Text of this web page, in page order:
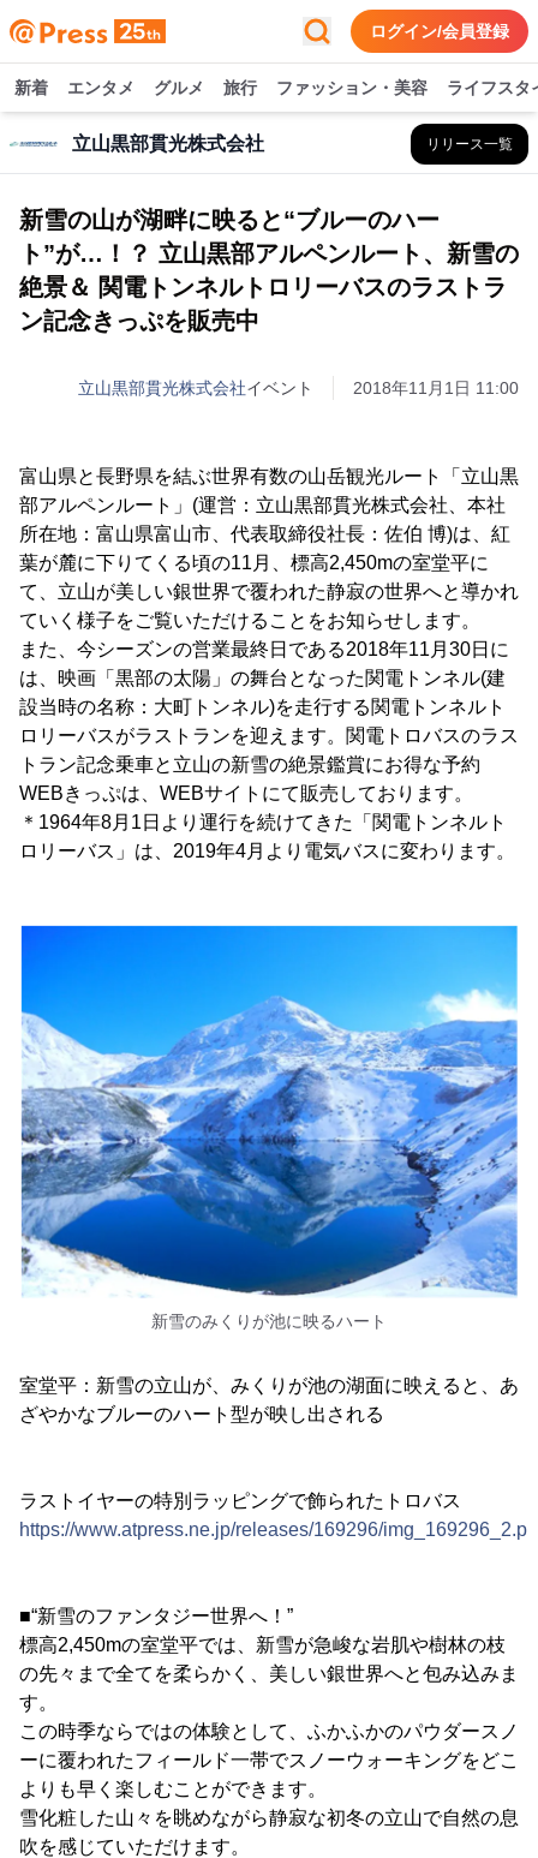
ログイン/会員登録
新着 エンタメ グルメ 旅行 ファッション・美容 ライフスタ
立山黒部貫光株式会社 リリース一覧
新雪の山が湖畔に映ると“ブルーのハー
ト”が…！？ 立山黒部アルペンルート、新雪の
絶景＆ 関電トンネルトロリーバスのラストラ
ン記念きっぷを販売中
立山黒部貫光株式会社イベント 2018年11月1日 11:00
富山県と長野県を結ぶ世界有数の山岳観光ルート「立山黒
部アルペンルート」(運営：立山黒部貫光株式会社、本社
所在地：富山県富山市、代表取締役社長：佐伯 博)は、紅
葉が麓に下りてくる頃の11月、標高2,450mの室堂平に
て、立山が美しい銀世界で覆われた静寂の世界へと導かれ
ていく様子をご覧いただけることをお知らせします。
また、今シーズンの営業最終日である2018年11月30日に
は、映画「黒部の太陽」の舞台となった関電トンネル(建
設当時の名称：大町トンネル)を走行する関電トンネルト
ロリーバスがラストランを迎えます。関電トロバスのラス
トラン記念乗車と立山の新雪の絶景鑑賞にお得な予約
WEBきっぷは、WEBサイトにて販売しております。
＊1964年8月1日より運行を続けてきた「関電トンネルト
ロリーバス」は、2019年4月より電気バスに変わります。
新雪のみくりが池に映るハート
室堂平：新雪の立山が、みくりが池の湖面に映えると、あ
ざやかなブルーのハート型が映し出される
ラストイヤーの特別ラッピングで飾られたトロバス
https://www.atpress.ne.jp/releases/169296/
■“新雪のファンタジー世界へ！”
標高2,450mの室堂平では、新雪が急峻な岩肌や樹林の枝
の先々まで全てを柔らかく、美しい銀世界へと包み込みま
す。
この時季ならではの体験として、ふかふかのパウダースノ
ーに覆われたフィールド一帯でスノーウォーキングをどこ
よりも早く楽しむことができます。
雪化粧した山々を眺めながら静寂な初冬の立山で自然の息
吹を感じていただけます。